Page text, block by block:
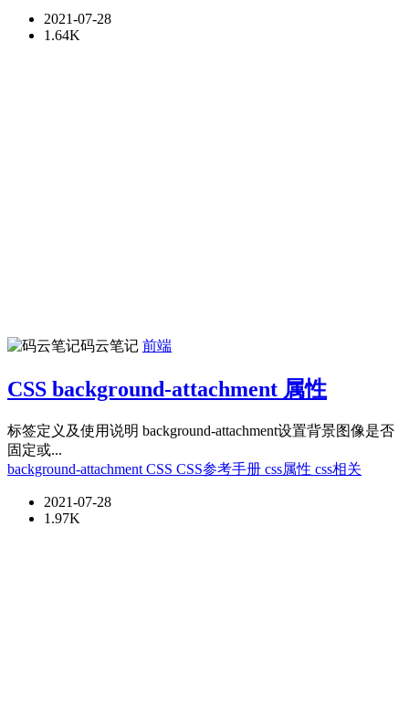
2021-07-28
1.64K
码云笔记 前端
CSS background-attachment 属性
标签定义及使用说明 background-attachment设置背景图像是否
固定或...
background-attachment CSS CSS参考手册 css属性 css相关
2021-07-28
1.97K